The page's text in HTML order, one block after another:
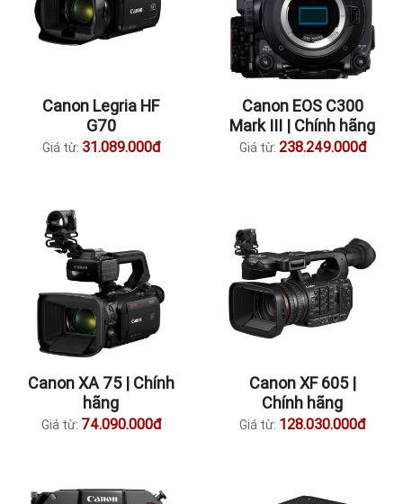
Canon Legria HF
G70
Giá từ: 31.089.000đ
Canon EOS C300
Mark III | Chính hãng
Giá từ: 238.249.000đ
Canon XA 75 | Chính
hãng
Giá từ: 74.090.000đ
Canon XF 605 |
Chính hãng
Giá từ: 128.030.000đ